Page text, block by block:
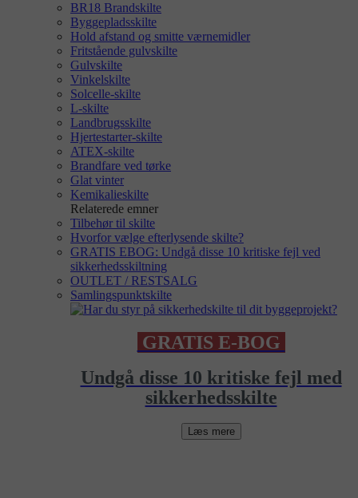
BR18 Brandskilte
Byggepladsskilte
Hold afstand og smitte værnemidler
Fritstående gulvskilte
Gulvskilte
Vinkelskilte
Solcelle-skilte
L-skilte
Landbrugsskilte
Hjertestarter-skilte
ATEX-skilte
Brandfare ved tørke
Glat vinter
Kemikalieskilte
Relaterede emner
Tilbehør til skilte
Hvorfor vælge efterlysende skilte?
GRATIS EBOG: Undgå disse 10 kritiske fejl ved
sikkerhedsskiltning
OUTLET / RESTSALG
Samlingspunktskilte
GRATIS E-BOG
Undgå disse 10 kritiske fejl med
sikkerhedsskilte
Læs mere